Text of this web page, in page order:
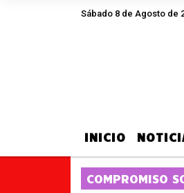
Sábado 8 de Agosto de
Hoy es
INICIO
COMPROMISO